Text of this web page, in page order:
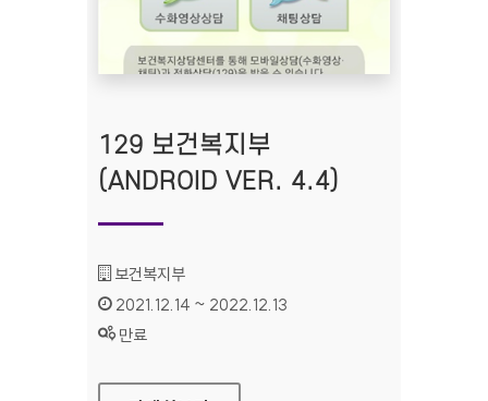
129 보건복지부
(ANDROID VER. 4.4)
기관명 :
보건복지부
인증기간 :
2021.12.14 ~ 2022.12.13
상태 :
만료